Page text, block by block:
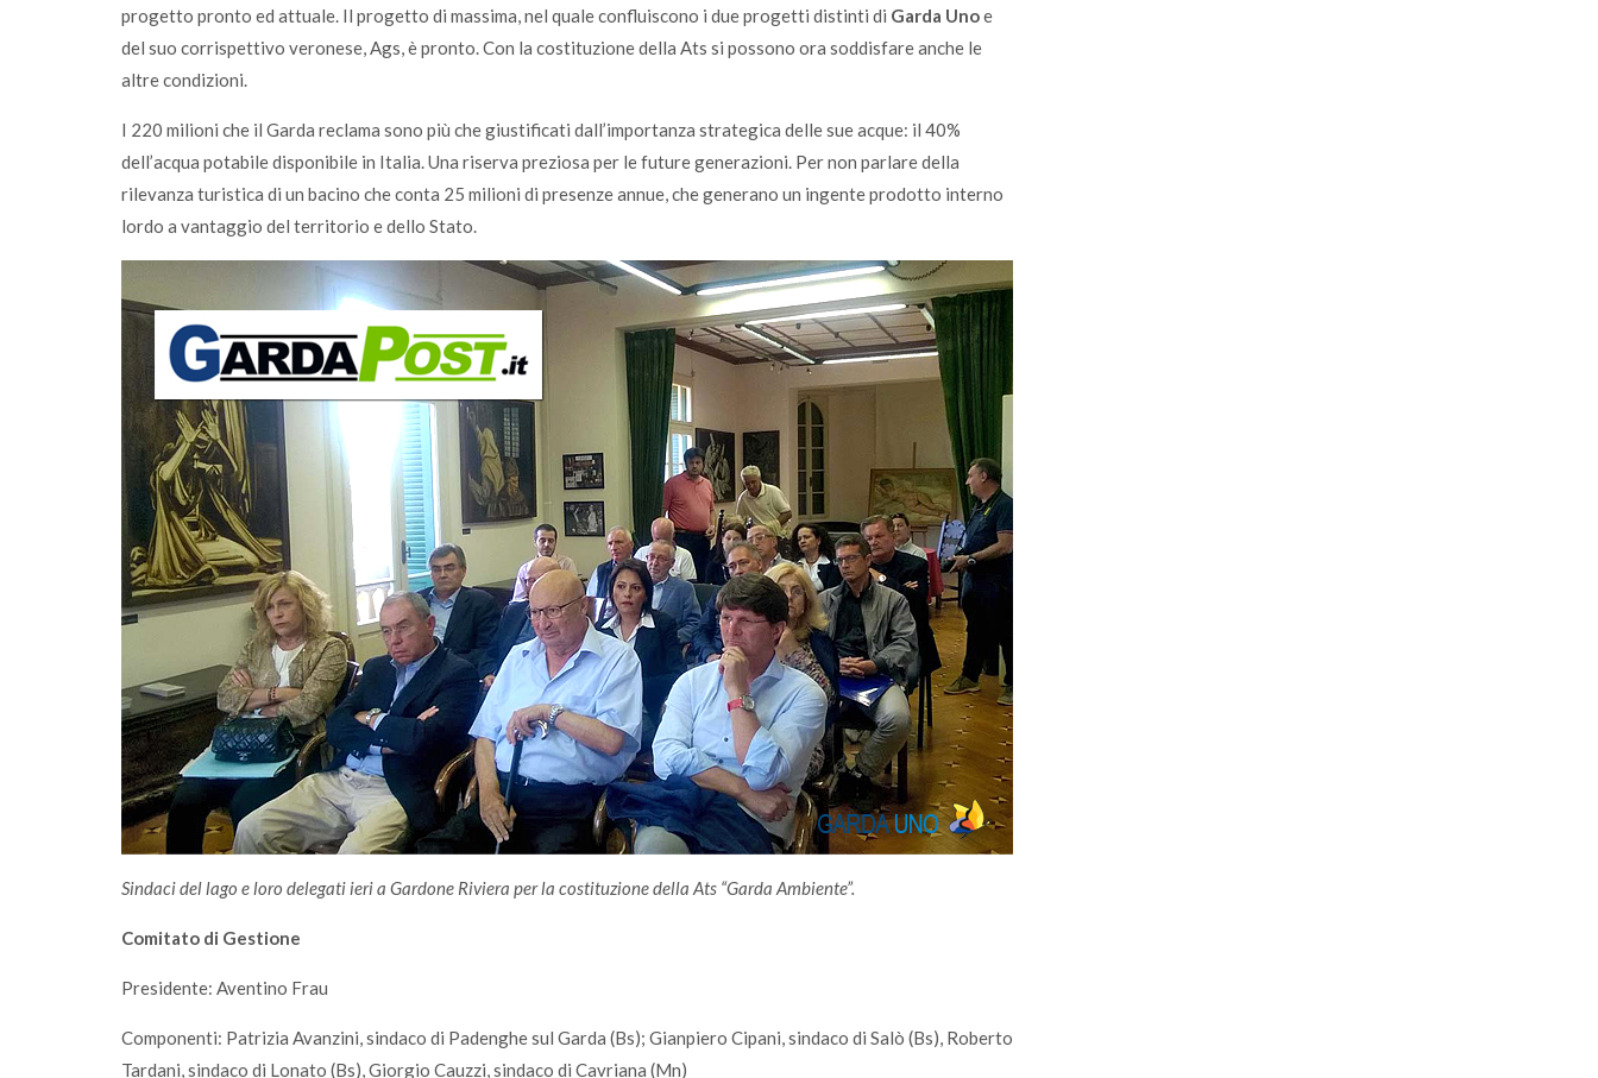
progetto pronto ed attuale. Il progetto di massima, nel quale confluiscono i due progetti distinti di Garda Unoe
del suo corrispettivo veronese, Ags, è pronto. Con la costituzione della Ats si possono ora soddisfare anche le
altre condizioni.
I 220 milioni che il Garda reclama sono più che giustificati dall’importanza strategica delle sue acque: il 40%
dell’acqua potabile disponibile in Italia. Una riserva preziosa per le future generazioni. Per non parlare della
rilevanza turistica di un bacino che conta 25 milioni di presenze annue, che generano un ingente prodotto interno
lordo a vantaggio del territorio e dello Stato.
Sindaci del lago e loro delegati ieri a Gardone Riviera per la costituzione della Ats “Garda Ambiente”.
Comitato di Gestione
Presidente: Aventino Frau
Componenti: Patrizia Avanzini, sindaco di Padenghe sul Garda (Bs); Gianpiero Cipani, sindaco di Salò (Bs), Roberto
Tardani, sindaco di Lonato (Bs), Giorgio Cauzzi, sindaco di Cavriana (Mn)